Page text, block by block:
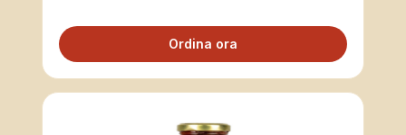
Ordina ora